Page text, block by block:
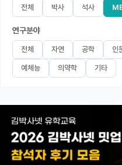
미국 유학 게시판
어드미션 포스팅
블로그
이벤트
이벤트
반도체 아카데미
전체 박사 석사
연구분야
전체 자연 공학 인
예체능 의약학 기타